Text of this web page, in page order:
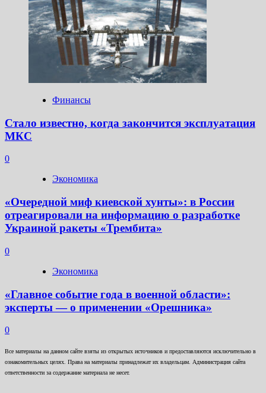
Финансы
Стало известно, когда закончится эксплуатация
МКС
0
Экономика
«Очередной миф киевской хунты»: в России
отреагировали на информацию о разработке
Украиной ракеты «Трембита»
0
Экономика
«Главное событие года в военной области»:
эксперты — о применении «Орешника»
0
Все материалы на данном сайте взяты из открытых источников и предоставляются исключительно в
ознакомительных целях. Права на материалы принадлежат их владельцам. Администрация сайта
ответственности за содержание материала не несет.